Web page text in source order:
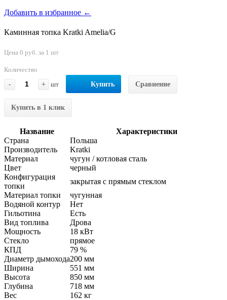
Добавить в избранное ←
Каминная топка Kratki Amelia/G
Цена 0 руб. за 1 шт
Количество
-
+ шт Купить Сравнение
Купить в 1 клик
Название
Характеристики
Страна
Польша
Производитель
Kratki
Материал
чугун / котловая сталь
Цвет
черный
Конфигурация
топки
закрытая с прямым стеклом
Материал топки
чугунная
Водяной контур
Нет
Гильотина
Есть
Вид топлива
Дрова
Мощность
18 кВт
Стекло
прямое
КПД
79 %
Диаметр дымохода200 мм
Ширина
551 мм
Высота
850 мм
Глубина
718 мм
Вес
162 кг